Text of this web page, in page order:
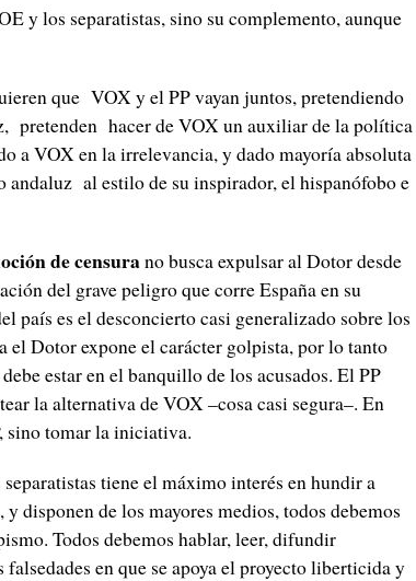
y los separatistas, sino su complemento, aunque
que VOX y el PP vayan juntos, pretendiendo
pretenden hacer de VOX un auxiliar de la política
a VOX en la irrelevancia, y dado mayoría absoluta
al estilo de su inspirador, el hispanófobo e
de censurano busca expulsar al Dotor desde
del grave peligro que corre España en su
país es el desconcierto casi generalizado sobre los
el Dotor expone el carácter golpista, por lo tanto
estar en el banquillo de los acusados. El PP
la alternativa de VOX –cosa casi segura–. En
sino tomar la iniciativa.
tiene el máximo interés en hundir a
disponen de los mayores medios, todos debemos
Todos debemos hablar, leer, difundir
en que se apoya el proyecto liberticida y